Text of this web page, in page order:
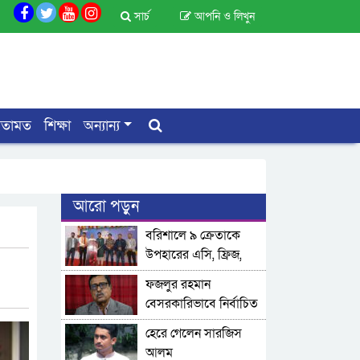
আপনি ও লিখুন
সার্চ
শিক্ষা অন্যান্য
আরো পড়ুন
বরিশালে ৯ ক্রেতাকে
উপহারের এসি, ফ্রিজ,
টিভি হস্তান্তর করলো
ওয়ালটন
ফজলুর রহমান
বেসরকারিভাবে নির্বাচিত
হেরে গেলেন সারজিস
আলম